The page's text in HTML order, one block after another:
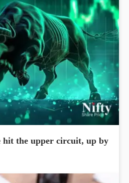
the upper circuit, up by